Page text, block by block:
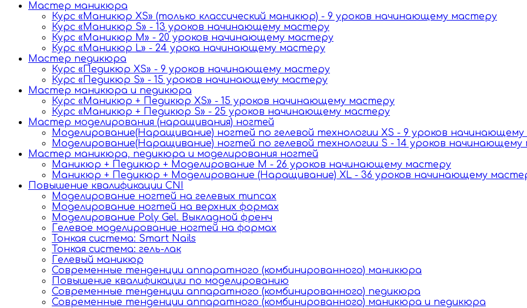
Мастер маникюра
Курс «Маникюр XS» (только классический маникюр) - 9 уроков начинающему мастеру
Курс «Маникюр S» - 13 уроков начинающему мастеру
Курс «Маникюр M» - 20 уроков начинающему мастеру
Курс «Маникюр L» - 24 урока начинающему мастеру
Мастер педикюра
Курс «Педикюр XS» - 9 уроков начинающему мастеру
Курс «Педикюр S» - 15 уроков начинающему мастеру
Мастер маникюра и педикюра
Курс «Маникюр + Педикюр XS» - 15 уроков начинающему мастеру
Курс «Маникюр + Педикюр S» - 25 уроков начинающему мастеру
Мастер моделирования (наращивания) ногтей
Моделирование(Наращивание) ногтей по гелевой технологии XS - 9 уроков
Моделирование(Наращивание) ногтей по гелевой технологии S - 14 уроков начинающему
Мастер маникюра, педикюра и моделирования ногтей
Маникюр + Педикюр + Моделирование М - 26 уроков начинающему мастеру
Маникюр + Педикюр + Моделирование (Наращивание) XL - 36 уроков начинающему
Повышение квалификации CNI
Моделирование ногтей на гелевых типсах
Моделирование ногтей на верхних формах
Моделирование Poly Gel. Выкладной френч
Гелевое моделирование ногтей на формах
Тонкая система: Smart Nails
Тонкая система: гель-лак
Гелевый маникюр
Современные тенденции аппаратного (комбинированного) маникюра
Повышение квалификации по моделированию
Современные тенденции аппаратного (комбинированного) педикюра
Современные тенденции аппаратного (комбинированного) маникюра и педикюра